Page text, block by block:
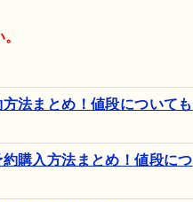
法まとめ！値段についても
購入方法まとめ！値段につ